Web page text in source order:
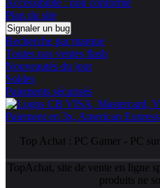
Plan du site
Signaler un bug
Recherche par marque
Toutes nos ventes flash
Nouveautés du jour
Soldes
Paiements sécurisés
Top Achat : PC Gamer - PC
TopAchat, site de vente en ligne
produits ne